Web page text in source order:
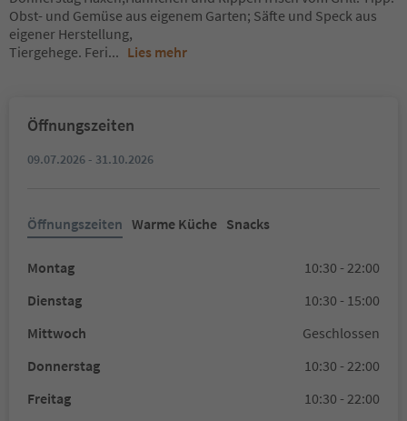
Obst- und Gemüse aus eigenem Garten; Säfte und Speck aus
eigener Herstellung,
Tiergehege. Feri... Lies mehr
Öffnungszeiten
09.07.2026 - 31.10.2026
Öffnungszeiten Warme Küche Snacks
Montag
10:30 - 22:00
Dienstag
10:30 - 15:00
Mittwoch
Geschlossen
Donnerstag
10:30 - 22:00
Freitag
10:30 - 22:00